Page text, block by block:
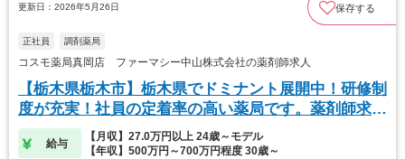
更新日：2026年5月26日 保存する
正社員 調剤薬局
コスモ薬局真岡店 ファーマシー中山株式会社の薬剤師求人
【栃木県栃木市】栃木県でドミナント展開中！研修制
度が充実！社員の定着率の高い薬局です。薬剤師求
人。
給与
【月収】27.0万円以上 24歳～モデル
【年収】500万円～700万円程度 30歳～